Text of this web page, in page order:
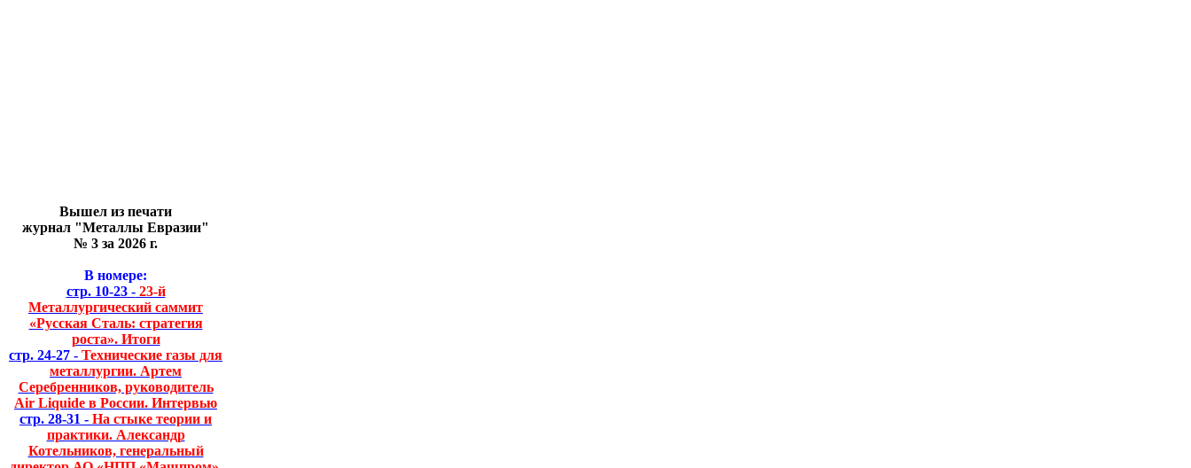
Вышел из печати
журнал "Металлы Евразии"
№ 3 за 2026 г.
В номере:
стр. 10-23 -23-й
Металлургический саммит
«Русская Сталь: стратегия
роста». Итоги
стр. 24-27 - Технические газы для
металлургии. Артем
Серебренников, руководитель
Air Liquide в России. Интервью
стр. 28-31 - На стыке теории и
практики. Александр
Котельников, генеральный